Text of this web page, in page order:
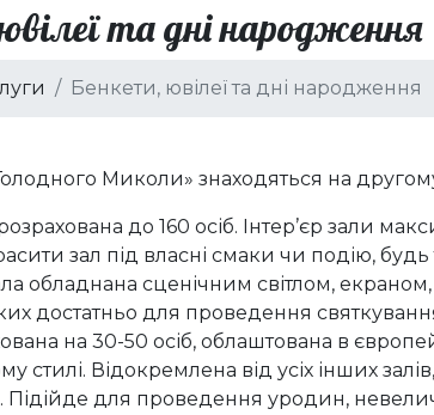
та дні народження
Бенкети, ювілеї та дні народження
Миколи» знаходяться на
до 160 осіб. Інтер’єр зали
зал під власні смаки чи подію,
обладнана сценічним світлом,
достатньо для проведення
на 30-50 осіб, облаштована в
стилі. Відокремлена від усіх інших
Підійде для проведення уродин,